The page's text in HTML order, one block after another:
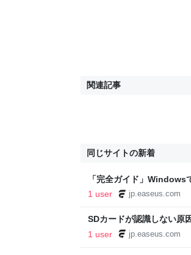
関連記事
同じサイトの新着
「完全ガイド」
1 user
jp.easeus.com
SDカードが認識しない原
1 user
jp.easeus.com